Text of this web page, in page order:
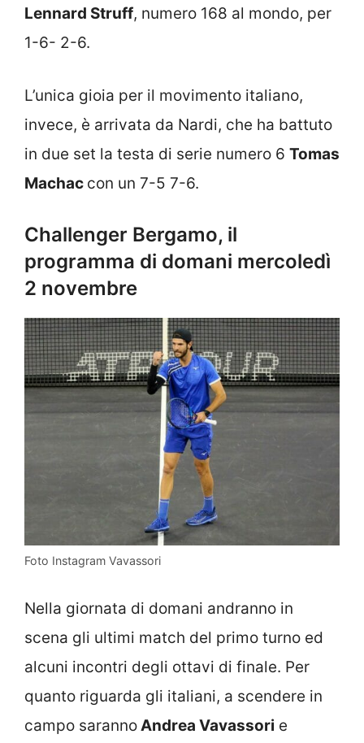
Lennard Struff, numero 168 al mondo, per
1-6- 2-6.
L’unica gioia per il movimento italiano,
invece, è arrivata da Nardi, che ha battuto
in due set la testa di serie numero 6 Tomas
Machac con un 7-5 7-6.
Challenger Bergamo, il
programma di domani mercoledì
2 novembre
Foto Instagram Vavassori
Nella giornata di domani andranno in
scena gli ultimi match del primo turno ed
alcuni incontri degli ottavi di finale. Per
quanto riguarda gli italiani, a scendere in
campo sarannoAndrea Vavassori e